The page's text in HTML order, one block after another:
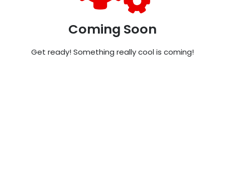
Coming Soon
Get ready! Something really cool is coming!